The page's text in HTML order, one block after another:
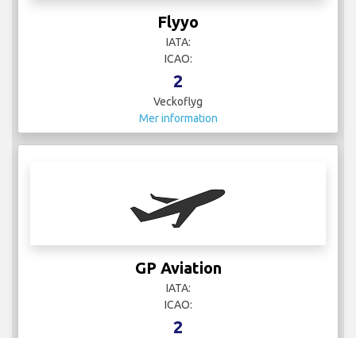
Flyyo
IATA:
ICAO:
2
Veckoflyg
Mer information
GP Aviation
IATA:
ICAO:
2